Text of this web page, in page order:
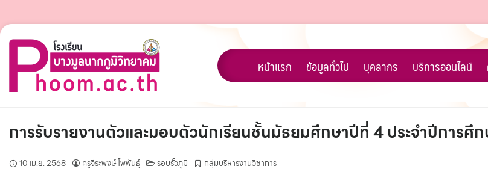
Skip
content
หน้าแรก ข้อมูลทั่วไป บุคลากร บริการออนไลน์
การรับรายงานตัวและมอบตัวนักเรียนชั้นมัธยมศึกษาปีที่ 4 ประจำปีการศึ
10 เม.ย. 2568 ครูจีระพงษ์ โพพันธุ์ รอบรั้วภูมิ กลุ่มบริหารงานวิชาการ